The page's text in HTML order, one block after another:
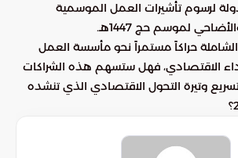
لرسوم تأشيرات العمل الموسمية
لموسم حج 1447هـ.
حراكاً مستمراً نحو مأسسة العمل
الاقتصادي، فهل ستسهم هذه الشراكات
وتيرة التحول الاقتصادي الذي تنشده